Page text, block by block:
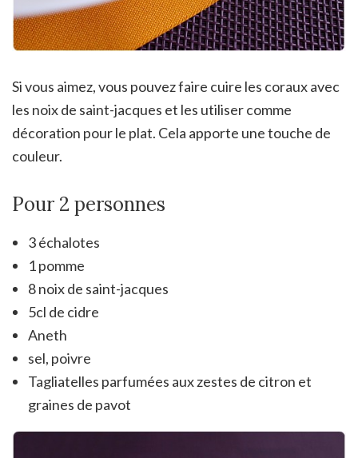
Si vous aimez, vous pouvez faire cuire les coraux avec
les noix de saint-jacques et les utiliser comme
décoration pour le plat. Cela apporte une touche de
couleur.
Pour 2 personnes
3 échalotes
1 pomme
8 noix de saint-jacques
5cl de cidre
Aneth
sel, poivre
Tagliatelles parfumées aux zestes de citron et
graines de pavot